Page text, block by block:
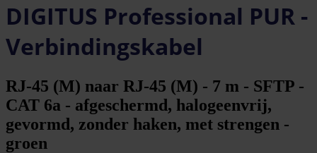
DIGITUS Professional PUR -
Verbindingskabel
RJ-45 (M) naar RJ-45 (M) - 7 m - SFTP -
CAT 6a - afgeschermd, halogeenvrij,
gevormd, zonder haken, met strengen -
groen